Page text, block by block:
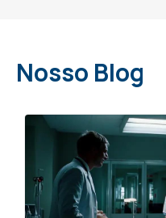
Nosso Blog